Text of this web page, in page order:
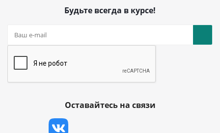
Будьте всегда в курсе!
Оставайтесь на связи